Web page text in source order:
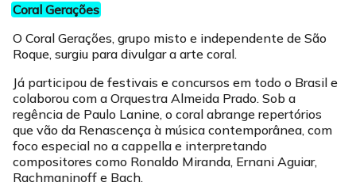
Coral Gerações
O Coral Gerações, grupo misto e independente de São
Roque, surgiu para divulgar a arte coral.
Já participou de festivais e concursos em todo o Brasil e
colaborou com a Orquestra Almeida Prado. Sob a
regência de Paulo Lanine, o coral abrange repertórios
que vão da Renascença à música contemporânea, com
foco especial no a cappella e interpretando
compositores como Ronaldo Miranda, Ernani Aguiar,
Rachmaninoff e Bach.